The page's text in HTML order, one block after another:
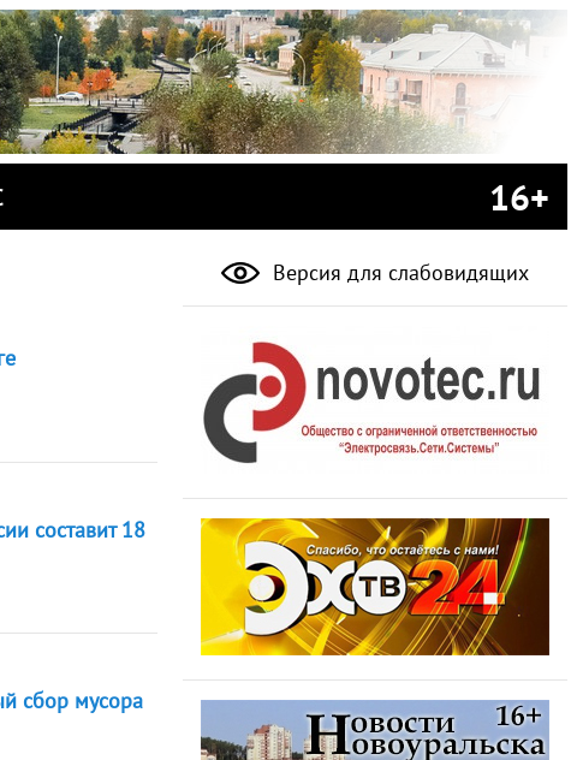
16+
составит 18
сбор мусора
Версия для слабовидящих